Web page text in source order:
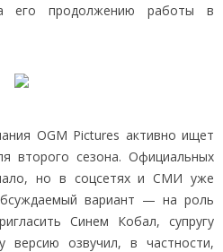
его продолжению работы в
OGM Pictures активно ищет
второго сезона. Официальных
но в соцсетях и СМИ уже
вариант — на роль
Синем Кобал, супругу
версию озвучил, в частности,